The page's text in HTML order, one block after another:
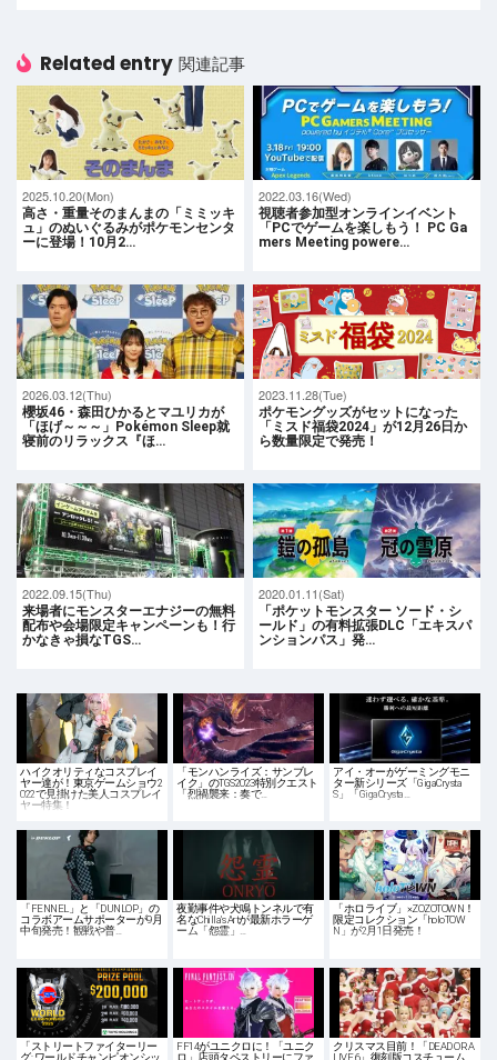
Related entry 関連記事
2025.10.20(Mon)
高さ・重量そのまんまの「ミミッキ
ュ」のぬいぐるみがポケモンセンタ
ーに登場！10月2…
2022.03.16(Wed)
視聴者参加型オンラインイベント
「PCでゲームを楽しもう！ PC Ga
mers Meeting powere…
2026.03.12(Thu)
櫻坂46・森田ひかるとマユリカが
「ほげ～～～」Pokémon Sleep就
寝前のリラックス『ほ…
2023.11.28(Tue)
ポケモングッズがセットになった
「ミスド福袋2024」が12月26日か
ら数量限定で発売！
2022.09.15(Thu)
来場者にモンスターエナジーの無料
配布や会場限定キャンペーンも！行
かなきゃ損なTGS…
2020.01.11(Sat)
「ポケットモンスター ソード・シ
ールド」の有料拡張DLC「エキスパ
ンションパス」発…
ハイクオリティなコスプレイ
ヤー達が！東京ゲームショウ2
022で見掛けた美人コスプレイ
ヤー特集！
「モンハンライズ：サンブレ
イク」のTGS2023特別クエスト
「烈禍襲来：奏で…
アイ・オーがゲーミングモニ
ター新シリーズ「GigaCrysta
S」「GigaCrysta…
「FENNEL」と「DUNLOP」の
コラボアームサポーターが9月
中旬発売！観戦や普…
夜勤事件や犬鳴トンネルで有
名なChilla's Artが最新ホラーゲ
ーム「怨霊」…
「ホロライブ」×ZOZOTOWN！
限定コレクション「holoTOW
N」が2月1日発売！
「ストリートファイターリー
グ: ワールドチャンピオンシッ
FF14がユニクロに！「ユニク
ロ」店頭タペストリーにファ
クリスマス目前！「DEAD OR A
LIVE 6」復刻版コスチューム